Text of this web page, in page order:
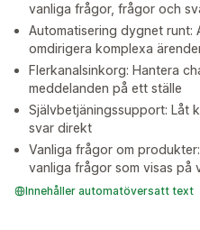
vanliga frågor, frågor och
Automatisering dygnet runt:
omdirigera komplexa
Flerkanalsinkorg: Hantera
meddelanden på ett ställe
Självbetjäningssupport: Låt
svar direkt
Vanliga frågor om
vanliga frågor som visas på
Innehåller automatöversatt text